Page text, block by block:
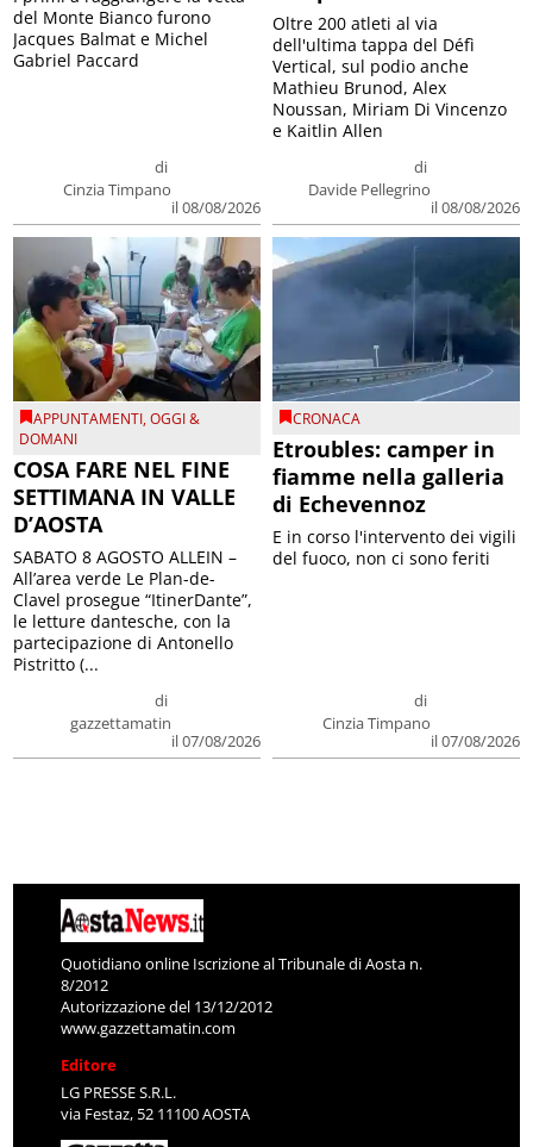
di
Cinzia Timpano
il 08/08/2026
del Monte Bianco furono
Jacques Balmat e Michel
Gabriel Paccard
di
Davide Pellegrino
il 08/08/2026
Oltre 200 atleti al via
dell'ultima tappa del Défì
Vertical, sul podio anche
Mathieu Brunod, Alex
Noussan, Miriam Di Vincenzo
e Kaitlin Allen
APPUNTAMENTI,OGGI &
DOMANI
COSA FARE NEL FINE
SETTIMANA IN VALLE
D’AOSTA
di
gazzettamatin
il 07/08/2026
SABATO 8 AGOSTO ALLEIN –
All’area verde Le Plan-de-
Clavel prosegue “ItinerDante”,
le letture dantesche, con la
partecipazione di Antonello
Pistritto (...
CRONACA
Etroubles: camper in
fiamme nella galleria
di Echevennoz
di
Cinzia Timpano
il 07/08/2026
E in corso l'intervento dei vigili
del fuoco, non ci sono feriti
Quotidiano online Iscrizione al Tribunale di Aosta n.
8/2012
Autorizzazione del 13/12/2012
www.gazzettamatin.com
Editore
LG PRESSE S.R.L.
via Festaz, 52 11100 AOSTA